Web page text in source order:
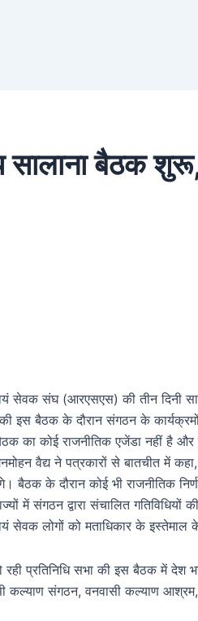
सालाना बैठक
सेवक संघ (आरएसएस) की तीन दिनी
इस बैठक के दौरान संगठन के
का कोई राजनीतिक एजेंडा नहीं है
वैद्य ने पत्रकारों से बातचीत में
बैठक के दौरान कोई भी राजनीतिक
में संगठन द्वारा संचालित
सेवक लोगों को मताधिकार के
रही प्रतिनिधि सभा की इस बैठक में
कल्याण संगठन, वनवासी कल्याण आश्रम,